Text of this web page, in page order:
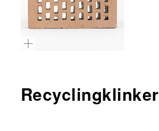
Recyclingklinker